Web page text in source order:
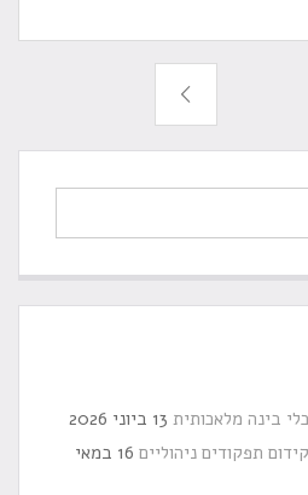
בינה מלאכותית 13 ביוני 2026
תפקודים ניהוליים
16 במאי